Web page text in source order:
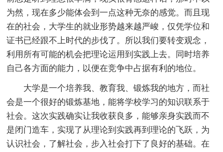
为然，现在多少能体会到一点这种无奈的感觉。而且现
在的社会，大学生的就业形势越来越严峻，仅凭学位和
证书已经跟不上时代的步伐了。所以我们要转变观念，
利用所有可能的机会把理论运用到实践上去。同时培养
自己各方面的能力，以便在竞争中占据有利的地位。
大学是一个培养我、教育我、锻炼我的地方，而社
会是一个很好的锻炼基地，能将学校学习的知识联系于
社会。这次实践确实让我收获良多，能够亲身实践而不
是闭门造车，实现了从理论到实践再到理论的飞跃，为
认识社会，了解社会，步入社会打下了良好的基础。在